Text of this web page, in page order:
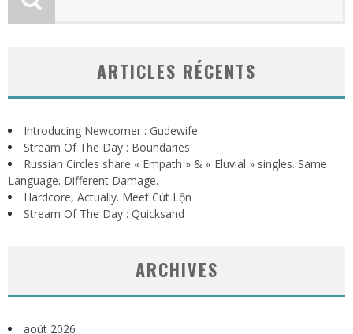
ARTICLES RÉCENTS
Introducing Newcomer : Gudewife
Stream Of The Day : Boundaries
Russian Circles share « Empath » & « Eluvial » singles. Same
Language. Different Damage.
Hardcore, Actually. Meet Cút Lộn
Stream Of The Day : Quicksand
ARCHIVES
août 2026